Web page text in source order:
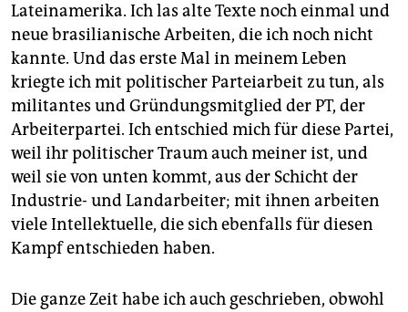
Lateinamerika. Ich las alte Texte noch einmal und
neue brasilianische Arbeiten, die ich noch nicht
kannte. Und das erste Mal in meinem Leben
kriegte ich mit politischer Parteiarbeit zu tun, als
militantes und Gründungsmitglied der PT, der
Arbeiterpartei. Ich entschied mich für diese Partei,
weil ihr politischer Traum auch meiner ist, und
weil sie von unten kommt, aus der Schicht der
Industrie- und Landarbeiter; mit ihnen arbeiten
viele Intellektuelle, die sich ebenfalls für diesen
Kampf entschieden haben.
Die ganze Zeit habe ich auch geschrieben, obwohl